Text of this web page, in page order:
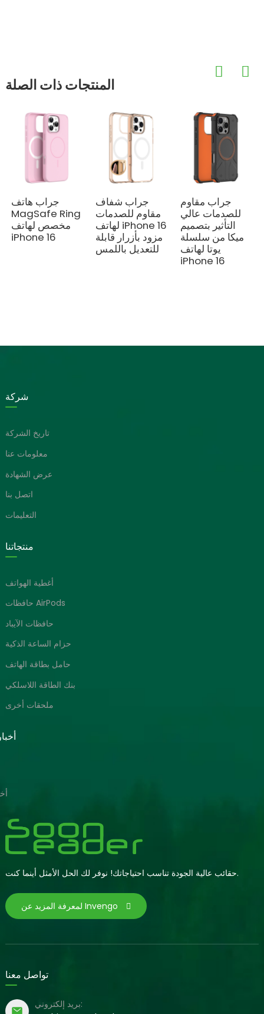
المنتجات ذات الصلة
جراب هاتف
MagSafe Ring
مخصص لهاتف
iPhone 16
جراب شفاف
مقاوم للصدمات
لهاتف iPhone 16
مزود بأزرار قابلة
للتعديل باللمس
جراب مقاوم
للصدمات عالي
التأثير بتصميم
ميكا من سلسلة
يوتا لهاتف
iPhone 16
شركة
تاريخ الشركة
معلومات عنا
عرض الشهادة
اتصل بنا
التعليمات
منتجاتنا
أغطية الهواتف
حافظات AirPods
حافظات الآيباد
حزام الساعة الذكية
حامل بطاقة الهاتف
بنك الطاقة اللاسلكي
ملحقات أخرى
حقائب عالية الجودة تناسب احتياجاتك! نوفر لك الحل الأمثل أينما كنت.
لمعرفة المزيد عن Invengo
تواصل معنا
بريد إلكتروني: